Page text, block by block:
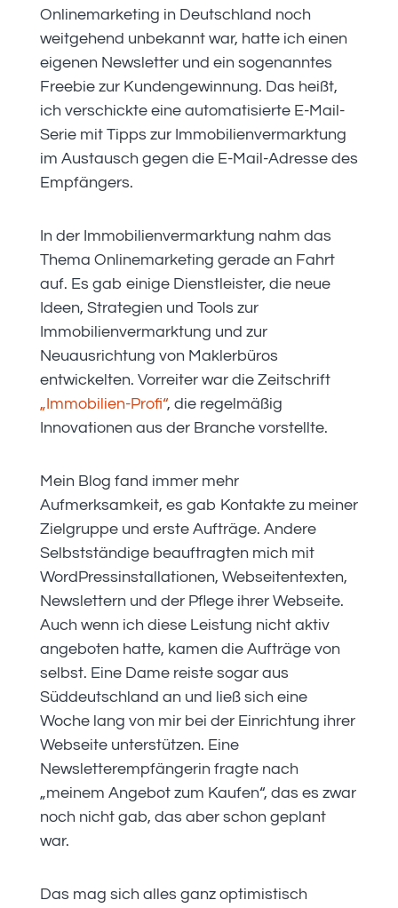
Onlinemarketing in Deutschland noch
weitgehend unbekannt war, hatte ich einen
eigenen Newsletter und ein sogenanntes
Freebie zur Kundengewinnung. Das heißt,
ich verschickte eine automatisierte E-Mail-
Serie mit Tipps zur Immobilienvermarktung
im Austausch gegen die E-Mail-Adresse des
Empfängers.
In der Immobilienvermarktung nahm das
Thema Onlinemarketing gerade an Fahrt
auf. Es gab einige Dienstleister, die neue
Ideen, Strategien und Tools zur
Immobilienvermarktung und zur
Neuausrichtung von Maklerbüros
entwickelten. Vorreiter war die Zeitschrift
„Immobilien-Profi“, die regelmäßig
Innovationen aus der Branche vorstellte.
Mein Blog fand immer mehr
Aufmerksamkeit, es gab Kontakte zu meiner
Zielgruppe und erste Aufträge. Andere
Selbstständige beauftragten mich mit
WordPressinstallationen, Webseitentexten,
Newslettern und der Pflege ihrer Webseite.
Auch wenn ich diese Leistung nicht aktiv
angeboten hatte, kamen die Aufträge von
selbst. Eine Dame reiste sogar aus
Süddeutschland an und ließ sich eine
Woche lang von mir bei der Einrichtung ihrer
Webseite unterstützen. Eine
Newsletterempfängerin fragte nach
„meinem Angebot zum Kaufen“, das es zwar
noch nicht gab, das aber schon geplant
war.
Das mag sich alles ganz optimistisch